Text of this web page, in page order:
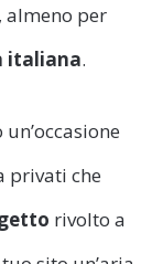
, almeno per
italiana.
privati che
rivolto a